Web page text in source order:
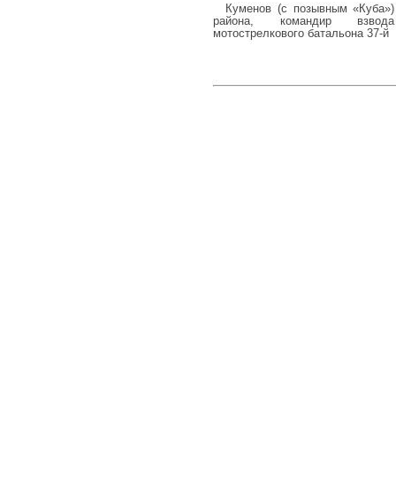
Куменов (с позывным «Куба»)
района, командир
мотострелкового батальона 37-й